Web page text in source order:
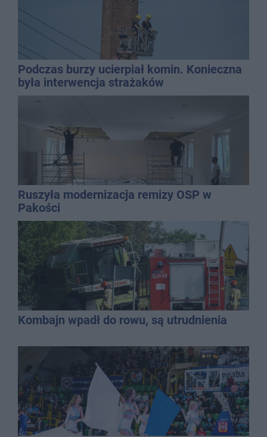
Podczas burzy ucierpiał komin. Konieczna
była interwencja strażaków
Ruszyła modernizacja remizy OSP w
Pakości
Kombajn wpadł do rowu, są utrudnienia